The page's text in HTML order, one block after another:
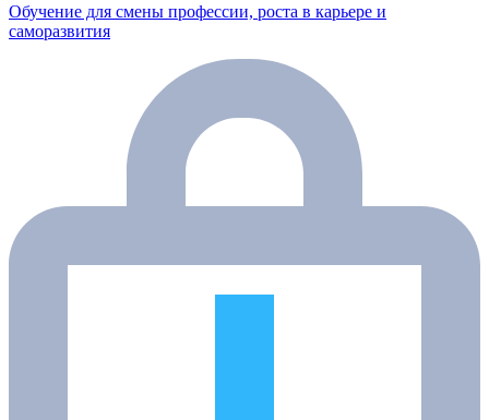
Обучение для смены профессии, роста в карьере и
саморазвития